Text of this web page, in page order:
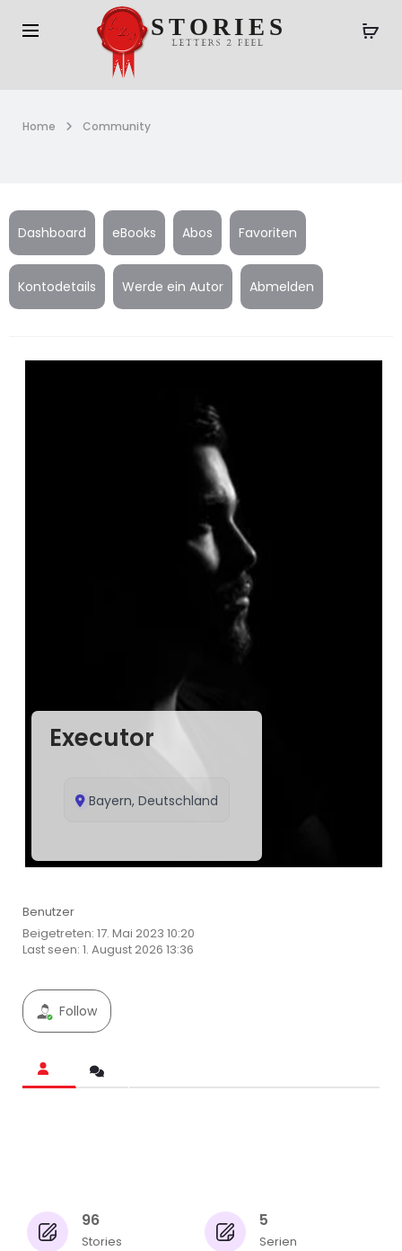
Home Community
Dashboard eBooks Abos Favoriten
Kontodetails Werde ein Autor Abmelden
Executor
Bayern, Deutschland
Benutzer
Beigetreten: 17. Mai 2023 10:20
Last seen: 1. August 2026 13:36
Follow
96
Stories
5
Serien